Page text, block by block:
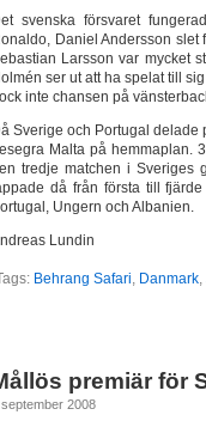
svenska försvaret
Daniel Andersson
Larsson var mycket
ser ut att ha spelat till
inte chansen på
Sverige och Portugal
Malta på hemmaplan.
tredje matchen i Sveriges
då från första till
Ungern och Albanien.
Lundin
Behrang Safari, Danmark,
premiär för
2008